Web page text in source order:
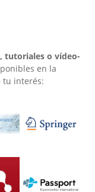
tutoriales o vídeo-
en la
tu interés: